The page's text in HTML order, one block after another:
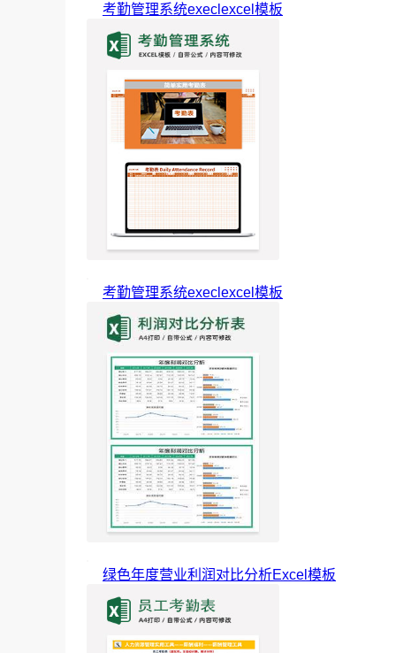
考勤管理系统execlexcel模板
考勤管理系统execlexcel模板
绿色年度营业利润对比分析Excel模板